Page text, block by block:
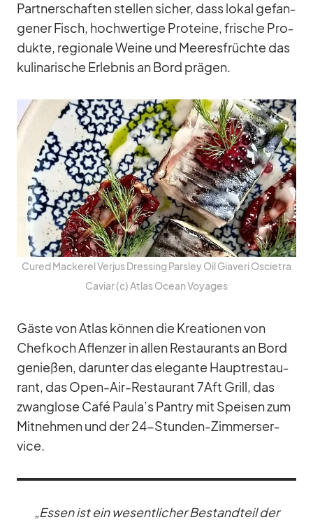
Part­ner­schaf­ten stel­len si­cher, dass lo­kal ge­fan­
ge­ner Fisch, hoch­wer­tige Pro­te­ine, fri­sche Pro­
dukte, re­gio­nale Weine und Mee­res­früchte das
ku­li­na­ri­sche Er­leb­nis an Bord prä­gen.
Cu­red Ma­cke­rel Ver­jus Dres­sing Pars­ley Oil Gi­a­veri Oscie­tra
Ca­viar (c) At­las Ocean Voy­a­ges
Gäste von At­las kön­nen die Krea­tio­nen von
Chef­koch Af­len­zer in al­len Re­stau­rants an Bord
ge­nie­ßen, dar­un­ter das ele­gante Haupt­re­stau­
rant, das Open-Air-Re­stau­rant 7Aft Grill, das
zwang­lose Café Paula’s Pan­try mit Spei­sen zum
Mit­neh­men und der 24-Stun­den-Zim­mer­ser­
vice.
„Es­sen ist ein we­sent­li­cher Be­stand­teil der